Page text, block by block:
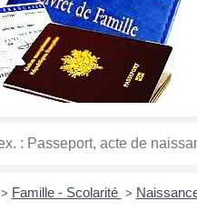
> Famille - Scolarité >